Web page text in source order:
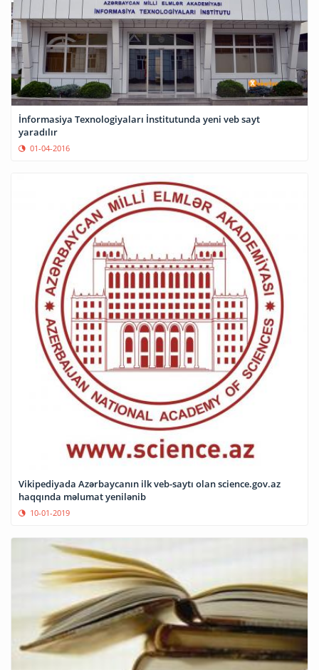
İnformasiya Texnologiyaları İnstitutunda yeni veb sayt
yaradılır
01-04-2016
Vikipediyada Azərbaycanın ilk veb-saytı olan science.gov.az
haqqında məlumat yenilənib
10-01-2019